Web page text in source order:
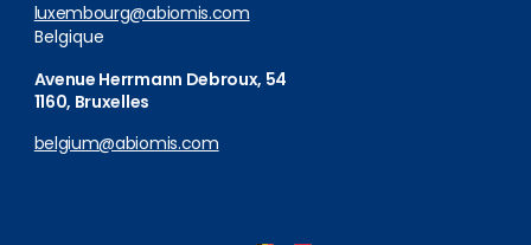
luxembourg@abiomis.com
Belgique
Avenue Herrmann Debroux, 54
1160, Bruxelles
belgium@abiomis.com